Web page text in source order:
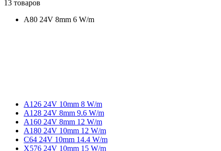
13 товаров
A80 24V 8mm 6 W/m
A126 24V 10mm 8 W/m
A128 24V 8mm 9.6 W/m
A160 24V 8mm 12 W/m
A180 24V 10mm 12 W/m
C64 24V 10mm 14.4 W/m
X576 24V 10mm 15 W/m